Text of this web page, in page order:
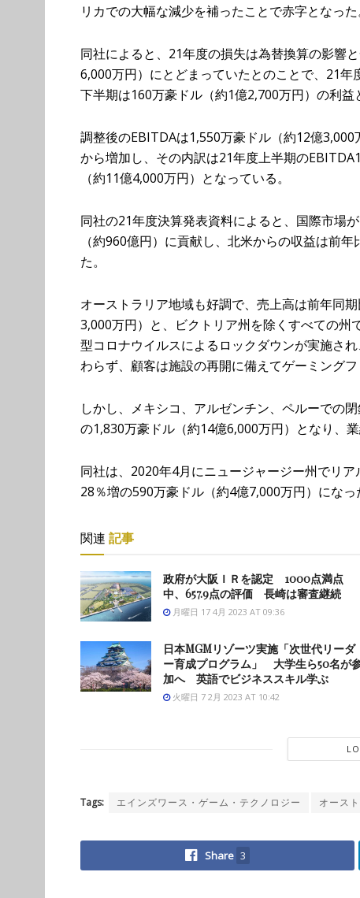
リカでの大幅な減少を補ったことで赤字となった
同社によると、21年度の損失は為替換算の影響
6,000万円）にとどまっていたとのことで、21年
下半期は160万豪ドル（約1億2,700万円）の利益
調整後のEBITDAは1,550万豪ドル（約12億
から増加し、その内訳は21年度上半期の
（約11億4,000万円）となっている。
同社の21年度決算発表資料によると、国際市場
（約960億円）に貢献し、北米からの収益は前
た。
オーストラリア地域も好調で、売上高は前年同
3,000万円）と、ビクトリア州を除くすべての
型コロナウイルスによるロックダウンが実施さ
わらず、顧客は施設の再開に備えてゲーミング
しかし、メキシコ、アルゼンチン、ペルーでの
の1,830万豪ドル（約14億6,000万円）となり、業
同社は、2020年4月にニュージャージー州でリ
28％増の590万豪ドル（約4億7,000万円）になっ
関連 記事
政府が大阪ＩＲを認定 1000点満点
中、657.9点の評価 長崎は審査継続
月曜日 17 4月 2023 AT 09:36
日本MGMリゾーツ実施「次世代リーダ
ー育成プログラム」 大学生ら50名が
加へ 英語でビジネススキル学ぶ
火曜日 7 2月 2023 AT 10:42
Tags: エインズワース・ゲーム・テクノロジー オース
Share 3